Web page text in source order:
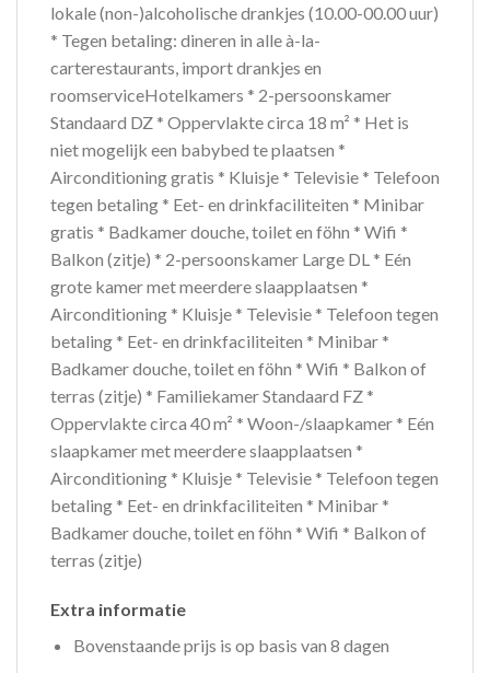
lokale (non-)alcoholische drankjes (10.00-00.00 uur)
* Tegen betaling: dineren in alle à-la-
carterestaurants, import drankjes en
roomserviceHotelkamers * 2-persoonskamer
Standaard DZ * Oppervlakte circa 18 m² * Het is
niet mogelijk een babybed te plaatsen *
Airconditioning gratis * Kluisje * Televisie * Telefoon
tegen betaling * Eet- en drinkfaciliteiten * Minibar
gratis * Badkamer douche, toilet en föhn * Wifi *
Balkon (zitje) * 2-persoonskamer Large DL * Eén
grote kamer met meerdere slaapplaatsen *
Airconditioning * Kluisje * Televisie * Telefoon tegen
betaling * Eet- en drinkfaciliteiten * Minibar *
Badkamer douche, toilet en föhn * Wifi * Balkon of
terras (zitje) * Familiekamer Standaard FZ *
Oppervlakte circa 40 m² * Woon-/slaapkamer * Eén
slaapkamer met meerdere slaapplaatsen *
Airconditioning * Kluisje * Televisie * Telefoon tegen
betaling * Eet- en drinkfaciliteiten * Minibar *
Badkamer douche, toilet en föhn * Wifi * Balkon of
terras (zitje)
Extra informatie
Bovenstaande prijs is op basis van 8 dagen